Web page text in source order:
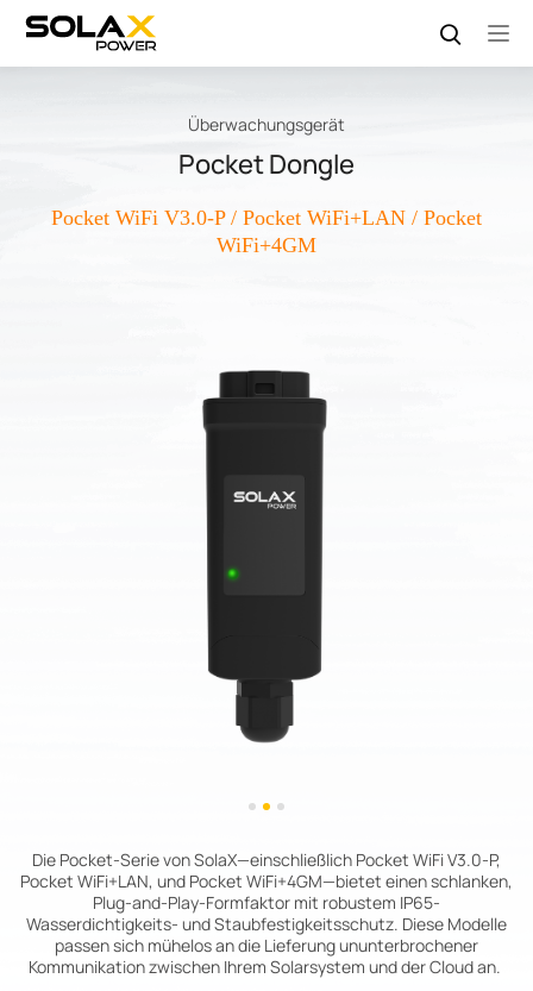
Überwachungsgerät
Pocket Dongle
Pocket WiFi V3.0-P / Pocket WiFi+LAN / Pocket
WiFi+4GM
Die Pocket-Serie von SolaX—einschließlich Pocket WiFi V3.0-P,
Pocket WiFi+LAN, und Pocket WiFi+4GM—bietet einen schlanken,
Plug-and-Play-Formfaktor mit robustem IP65-
Wasserdichtigkeits- und Staubfestigkeitsschutz. Diese Modelle
passen sich mühelos an die Lieferung ununterbrochener
Kommunikation zwischen Ihrem Solarsystem und der Cloud an.